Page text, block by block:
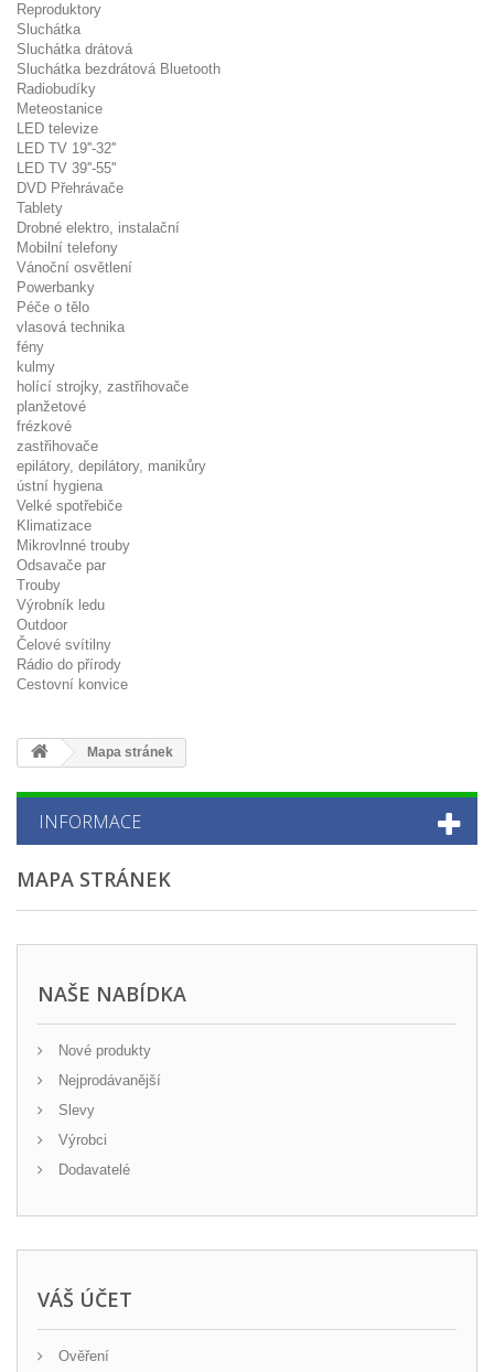
Reproduktory
Sluchátka
Sluchátka drátová
Sluchátka bezdrátová Bluetooth
Radiobudíky
Meteostanice
LED televize
LED TV 19''-32''
LED TV 39''-55''
DVD Přehrávače
Tablety
Drobné elektro, instalační
Mobilní telefony
Vánoční osvětlení
Powerbanky
Péče o tělo
vlasová technika
fény
kulmy
holící strojky, zastřihovače
planžetové
frézkové
zastřihovače
epilátory, depilátory, manikůry
ústní hygiena
Velké spotřebiče
Klimatizace
Mikrovlnné trouby
Odsavače par
Trouby
Výrobník ledu
Outdoor
Čelové svítilny
Rádio do přírody
Cestovní konvice
Mapa stránek
INFORMACE
MAPA STRÁNEK
NAŠE NABÍDKA
Nové produkty
Nejprodávanější
Slevy
Výrobci
Dodavatelé
VÁŠ ÚČET
Ověření